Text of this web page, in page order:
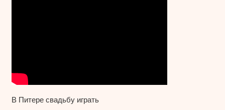
В Питере свадьбу играть